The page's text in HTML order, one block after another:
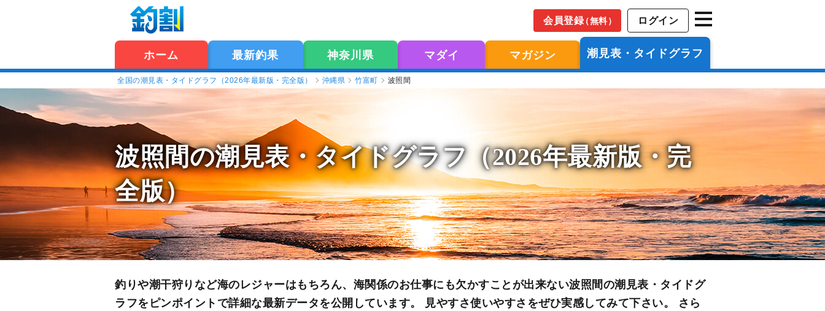
会員登録（無料） ログイン
ホーム 最新釣果 神奈川県 マダイ マガジン 潮見表・タイドグラフ
全国の潮見表・タイドグラフ（2026年最新版・完全版） 沖縄県 竹富町 波照間
波照間の潮見表・タイドグラフ（2026年最新版・完
全版）
釣りや潮干狩りなど海のレジャーはもちろん、海関係のお仕事にも欠かすことが出来ない波照間の潮見表・タイドグ
ラフをピンポイントで詳細な最新データを公開しています。 見やすさ使いやすさをぜひ実感してみて下さい。 さら